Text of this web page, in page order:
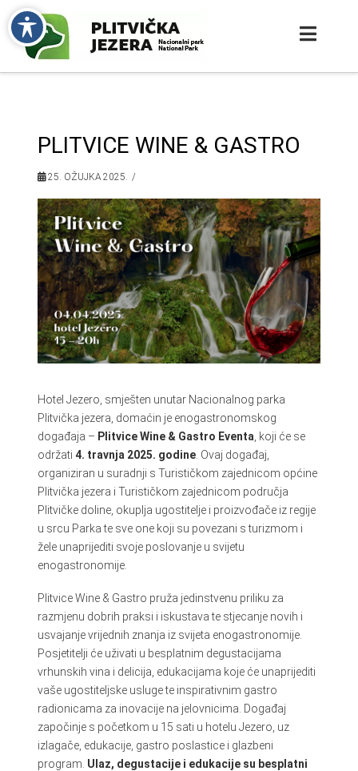
PLITVICE WINE & GASTRO
25. OŽUJKA 2025.
Hotel Jezero, smješten unutar Nacionalnog parka
Plitvička jezera, domaćin je enogastronomskog
događaja – Plitvice Wine & Gastro Eventa , koji će se
održati 4. travnja 2025. godine. Ovaj događaj,
organiziran u suradnji s Turističkom zajednicom općine
Plitvička jezera i Turističkom zajednicom područja
Plitvičke doline, okuplja ugostitelje i proizvođače iz regije
u srcu Parka te sve one koji su povezani s turizmom i
žele unaprijediti svoje poslovanje u svijetu
enogastronomije.
Plitvice Wine & Gastro pruža jedinstvenu priliku za
razmjenu dobrih praksi i iskustava te stjecanje novih i
usvajanje vrijednih znanja iz svijeta enogastronomije.
Posjetitelji će uživati u besplatnim degustacijama
vrhunskih vina i delicija, edukacijama koje će unaprijediti
vaše ugostiteljske usluge te inspirativnim gastro
radionicama za inovacije na jelovnicima. Događaj
započinje s početkom u 15 sati u hotelu Jezero, uz
izlagače, edukacije, gastro poslastice i glazbeni
program. Ulaz, degustacije i edukacije su besplatni